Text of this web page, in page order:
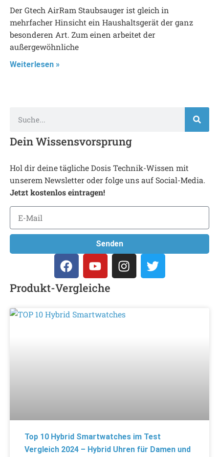
Der Gtech AirRam Staubsauger ist gleich in
mehrfacher Hinsicht ein Haushaltsgerät der ganz
besonderen Art. Zum einen arbeitet der
außergewöhnliche
Weiterlesen »
Dein Wissensvorsprung
Hol dir deine tägliche Dosis Technik-Wissen mit
unserem Newsletter oder folge uns auf Social-Media.
Jetzt kostenlos eintragen!
Senden
Produkt-Vergleiche
Top 10 Hybrid Smartwatches im Test
Vergleich 2024 – Hybrid Uhren für Damen und